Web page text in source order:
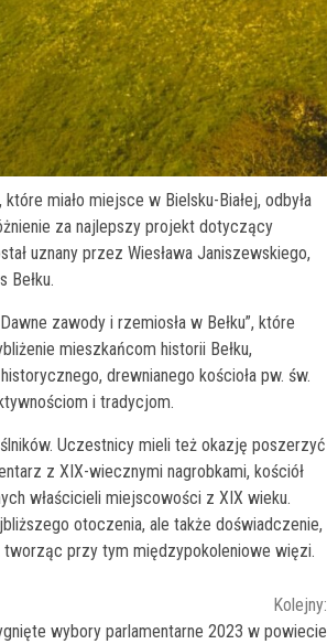
miało miejsce w Bielsku-Białej, odbyła
za najlepszy projekt dotyczący
uznany przez Wiesława Janiszewskiego,
Bełku.
zawody i rzemiosła w Bełku”, które
mieszkańcom historii Bełku,
drewnianego kościoła pw. św.
i tradycjom.
Uczestnicy mieli też okazję poszerzyć
z XIX-wiecznymi nagrobkami, kościół
właścicieli miejscowości z XIX wieku.
otoczenia, ale także doświadczenie,
przy tym międzypokoleniowe więzi.
Kolejny:
wybory parlamentarne 2023 w powiecie